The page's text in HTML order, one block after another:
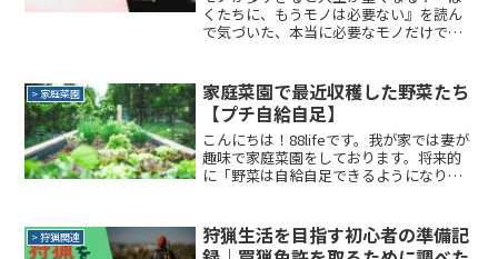
くたちに、もうモノは必要ない』を読ん
で気づいた、本当に必要なモノだけで暮
ーをお届け！
> 家庭菜園
家庭菜園で最近収穫した野菜たち
【プチ自給自足】
こんにちは！88lifeです。我が家では妻が
趣味で家庭菜園をしております。将来的
に「野菜は自給自足できるようになりた
Instagramにて日々更新中です！画像クリ
ックで覗...
> 狩猟関連
狩猟生活を目指す初心者の準備記